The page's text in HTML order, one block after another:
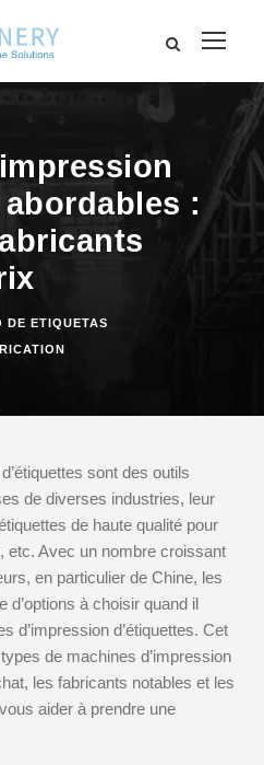
:
DE ETIQUETAS
sont des outils
de diverses industries, leur
de haute qualité pour
etc. Avec un nombre croissant
en particulier de Chine, les
d’options à choisir quand il
d’impression d’étiquettes. Cet
de machines d’impression
les fabricants notables et les
aider à prendre une